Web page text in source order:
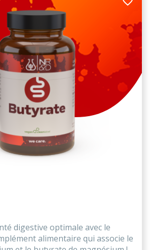
digestive optimale avec le
alimentaire qui associe le